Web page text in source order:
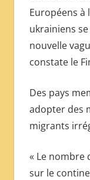
Européens à
ukrainiens
nouvelle
constate le
Des pays
adopter des
migrants
« Le nombre
sur le